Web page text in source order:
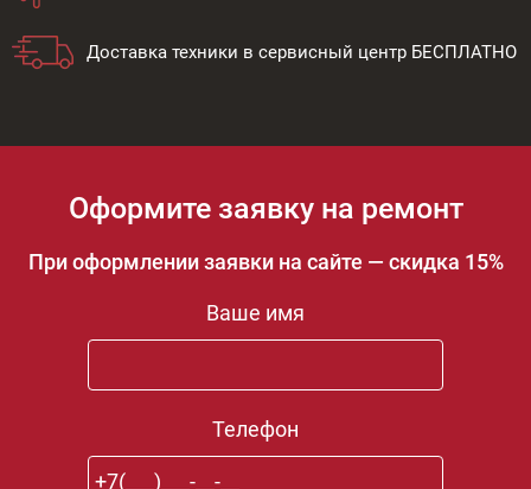
Доставка техники в сервисный центр БЕСПЛАТНО
Оформите заявку на ремонт
При оформлении заявки на сайте — скидка 15%
Ваше имя
Телефон